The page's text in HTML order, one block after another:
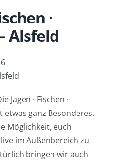
·
Alsfeld
Jagen · Fischen ·
etwas ganz Besonderes.
Möglichkeit, euch
im Außenbereich zu
bringen wir auch